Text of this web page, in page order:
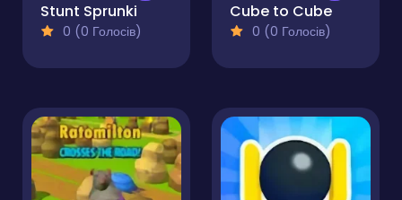
Stunt Sprunki
0 (0 Голосів)
Cube to Cube
0 (0 Голосів)